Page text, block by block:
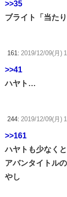
>>35
ブライト「当た
161: 2019/12/09(月)
>>41
ハヤト…
244: 2019/12/09(月)
>>161
ハヤトも少なく
アバンタイトル
やし